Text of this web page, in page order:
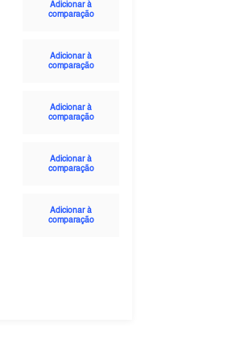
Adicionar à
comparação
Adicionar à
comparação
Adicionar à
comparação
Adicionar à
comparação
Adicionar à
comparação